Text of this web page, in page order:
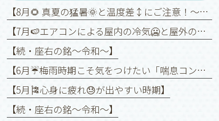
【8月🌻 真夏の猛暑🌞と温度差↕️にご注意！～喘息を悪化させないために～】
【7月🍉エアコンによる屋内の冷気🥶と屋外の暑さ🥵との温度差↕️に注意！】
【続・座右の銘〜令和〜】
【6月☔️梅雨時期こそ気をつけたい「喘息コントロール」】
【5月🎏心身に疲れ😓が出やすい時期】
【続・座右の銘〜令和〜】